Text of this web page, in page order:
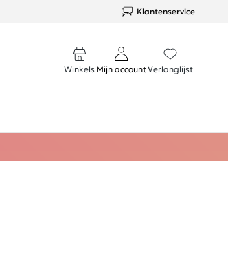
Klantenservice
Winkels Mijn accountVerlanglijst